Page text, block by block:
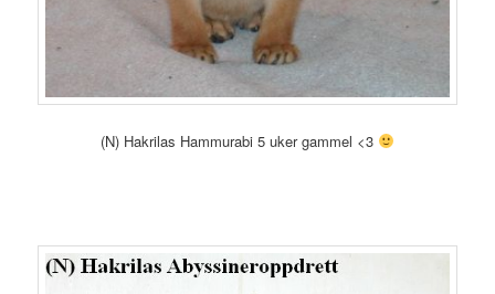
(N) Hakrilas Hammurabi 5 uker gammel <3